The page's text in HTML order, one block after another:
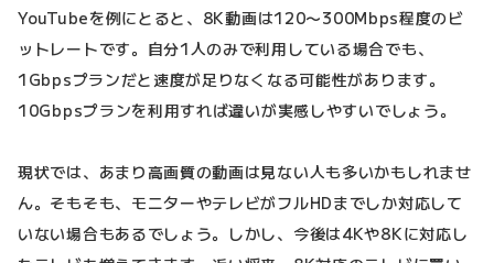
YouTubeを例にとると、8K動画は120〜300Mbps程度のビ
ットレートです。自分1人のみで利用している場合でも、
1Gbpsプランだと速度が足りなくなる可能性があります。
10Gbpsプランを利用すれば違いが実感しやすいでしょう。
現状では、あまり高画質の動画は見ない人も多いかもしれませ
ん。そもそも、モニターやテレビがフルHDまでしか対応して
いない場合もあるでしょう。しかし、今後は4Kや8Kに対応し